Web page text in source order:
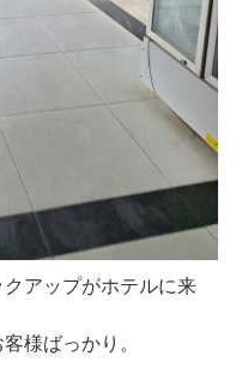
アップがホテルに来
様ばっかり。